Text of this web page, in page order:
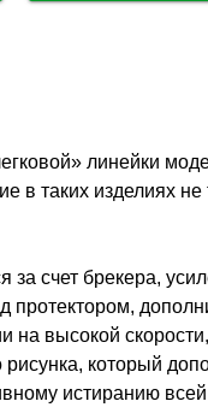
линейки
таких изделиях
за счет брекера,
высокой
который
истиранию